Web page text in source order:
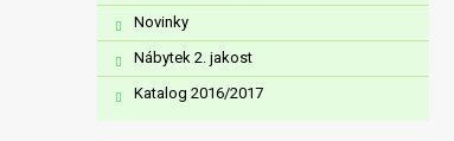
Novinky
Nábytek 2. jakost
Katalog 2016/2017